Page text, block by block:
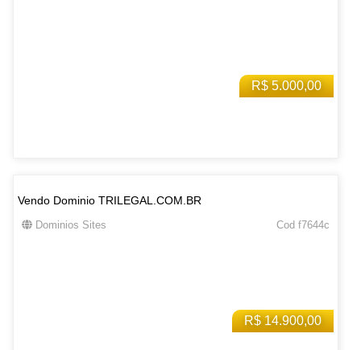
R$ 5.000,00
R$ 14.900,00
Vendo Dominio TRILEGAL.COM.BR
Dominios Sites Cod f7644c